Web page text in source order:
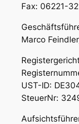
Fax: 06221-
Marco
UST-ID:
SteuerNr: